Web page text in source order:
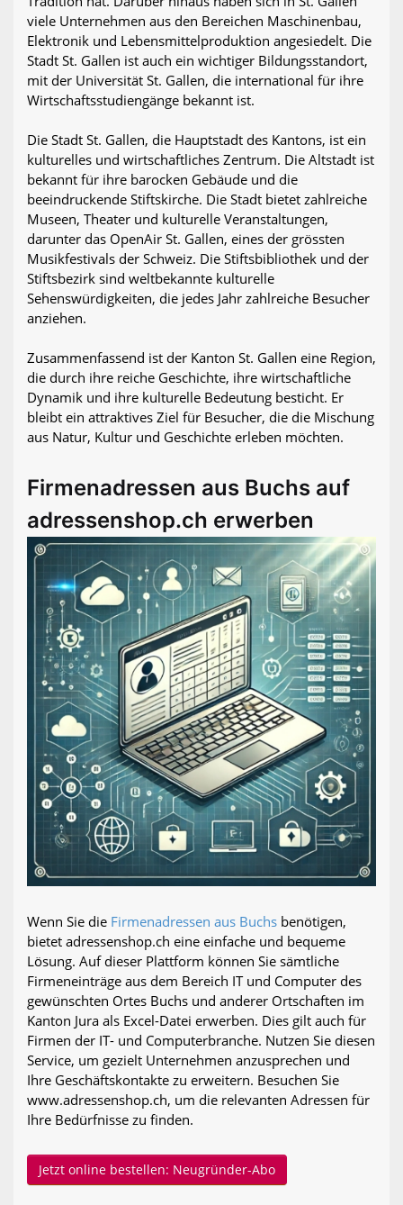
viele Unternehmen aus den Bereichen Maschinenbau,
Elektronik und Lebensmittelproduktion angesiedelt. Die
Stadt St. Gallen ist auch ein wichtiger Bildungsstandort,
mit der Universität St. Gallen, die international für ihre
Wirtschaftsstudiengänge bekannt ist.
Die Stadt St. Gallen, die Hauptstadt des Kantons, ist ein
kulturelles und wirtschaftliches Zentrum. Die Altstadt ist
bekannt für ihre barocken Gebäude und die
beeindruckende Stiftskirche. Die Stadt bietet zahlreiche
Museen, Theater und kulturelle Veranstaltungen,
darunter das OpenAir St. Gallen, eines der grössten
Musikfestivals der Schweiz. Die Stiftsbibliothek und der
Stiftsbezirk sind weltbekannte kulturelle
Sehenswürdigkeiten, die jedes Jahr zahlreiche Besucher
anziehen.
Zusammenfassend ist der Kanton St. Gallen eine Region,
die durch ihre reiche Geschichte, ihre wirtschaftliche
Dynamik und ihre kulturelle Bedeutung besticht. Er
bleibt ein attraktives Ziel für Besucher, die die Mischung
aus Natur, Kultur und Geschichte erleben möchten.
Firmenadressen aus Buchs auf
adressenshop.ch erwerben
Wenn Sie die Firmenadressen aus Buchs benötigen,
bietet adressenshop.ch eine einfache und bequeme
Lösung. Auf dieser Plattform können Sie sämtliche
Firmeneinträge aus dem Bereich IT und Computer des
gewünschten Ortes Buchs und anderer Ortschaften im
Kanton Jura als Excel-Datei erwerben. Dies gilt auch für
Firmen der IT- und Computerbranche. Nutzen Sie diesen
Service, um gezielt Unternehmen anzusprechen und
Ihre Geschäftskontakte zu erweitern. Besuchen Sie
www.adressenshop.ch, um die relevanten Adressen für
Ihre Bedürfnisse zu finden.
Jetzt online bestellen: Neugründer-Abo